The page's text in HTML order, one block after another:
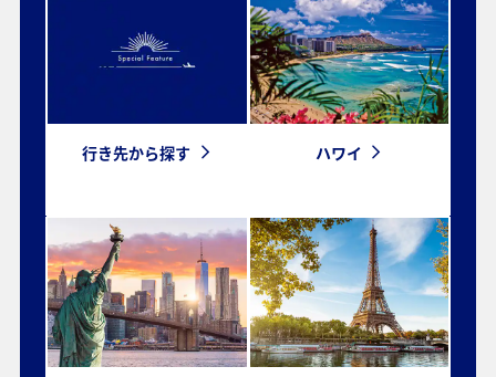
・表示金額と空席状況は最新ではない場合があります。[検索する]ボタ
ンより最新の空席照会結果をご確認ください。
・「＊」は現在金額が確認できない都市・日付となります。空席照会
結果画面にて最新の情報をご確認ください。
燃油特別付加運賃、航空保険特別料金、その
他の各種税金、料金などが含まれます。発券時に再計算するため、変
動する可能性があります。
検索する
行き先から探す ハワイ